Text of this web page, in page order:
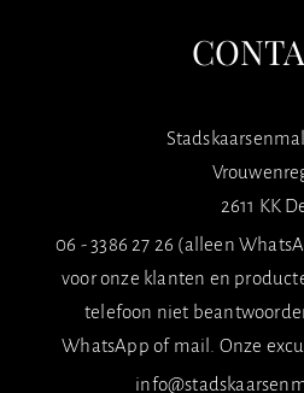
2611 KK
06 - 3386 27 26 (alleen
voor onze klanten en
telefoon niet
WhatsApp of mail. Onze